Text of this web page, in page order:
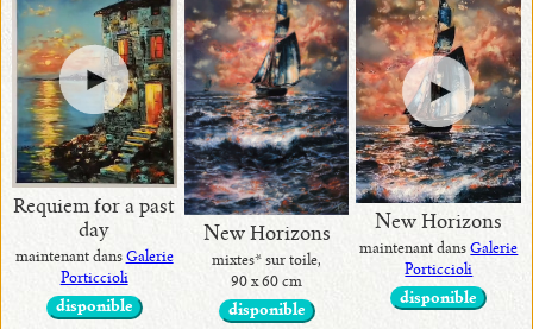
moi
!
Art
Décor
de
Maison
Alina
Requiem for a past
day
maintenant dans Galerie
Porticcioli
disponible
New Horizons
mixtes* sur toile,
90 x 60 cm
disponible
New Horizons
maintenant dansGalerie
Porticcioli
disponible